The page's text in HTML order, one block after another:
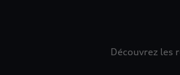
Découvrez les